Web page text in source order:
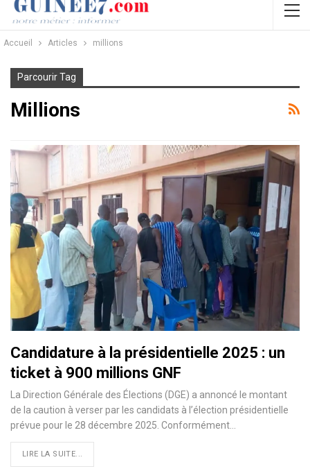
Accueil Articles millions
Parcourir Tag
Millions
Candidature à la présidentielle 2025 : un
ticket à 900 millions GNF
La Direction Générale des Élections (DGE) a annoncé le montant
de la caution à verser par les candidats à l’élection présidentielle
prévue pour le 28 décembre 2025. Conformément…
LIRE LA SUITE...